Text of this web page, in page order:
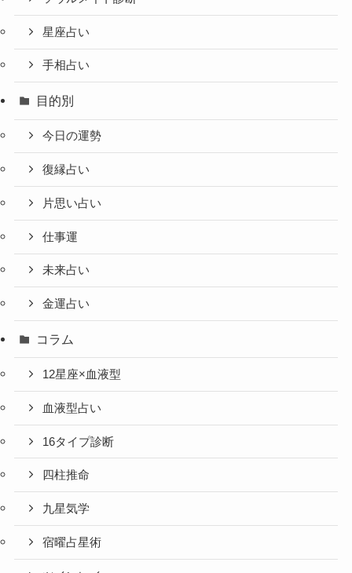
星座占い
手相占い
目的別
今日の運勢
復縁占い
片思い占い
仕事運
未来占い
金運占い
コラム
12星座×血液型
血液型占い
16タイプ診断
四柱推命
九星気学
宿曜占星術